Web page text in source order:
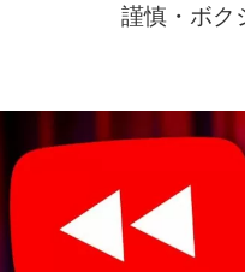
謹慎・ボク